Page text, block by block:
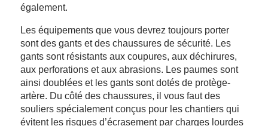
également.
Les équipements que vous devrez toujours porter
sont des gants et des chaussures de sécurité. Les
gants sont résistants aux coupures, aux déchirures,
aux perforations et aux abrasions. Les paumes sont
ainsi doublées et les gants sont dotés de protège-
artère. Du côté des chaussures, il vous faut des
souliers spécialement conçus pour les chantiers qui
évitent les risques d’écrasement par charges lourdes